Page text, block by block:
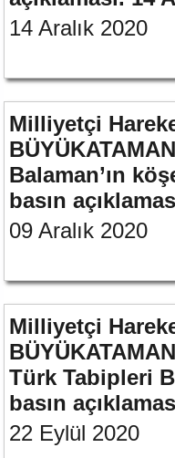
14 Aralık 2020
Milliyetçi
Balaman’ın
basın
09 Aralık 2020
Milliyetçi
Türk Tabipleri
basın
22 Eylül 2020